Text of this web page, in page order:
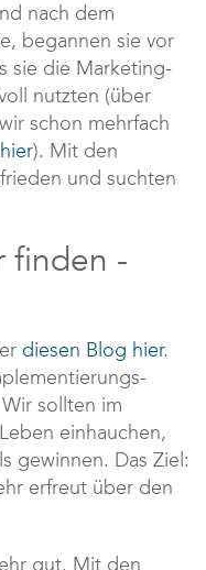
nach dem
begannen sie vor
sie die Marketing-
nutzten (über
schon mehrfach
hier). Mit den
und suchten
finden -
diesen Blog hier.
sollten im
einhauchen,
gewinnen. Das Ziel:
erfreut über den
gut. Mit den